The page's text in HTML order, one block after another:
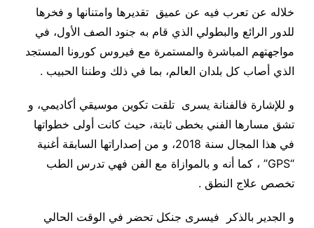
خلاله عن تعرب فيه عن عميق تقديرها وامتنانها و فخرها
للدور الرائع والبطولي الذي قام به جنود الصف الأول، في
مواجهتهم المباشرة والمستمرة مع فيروس كورونا المستجد
الذي أصاب كل بلدان العالم، بما في ذلك وطننا الحبيب .
و للإشارة فالفنانة يسرى تلقت تكوين موسيقي أكاديمي، و
تشق مسارها الفني بخطى ثابتة، حيث كانت أولى خطواتها
في هذا المجال سنة 2018، و من إصداراتها السابقة أغنية
“GPS” ، كما أنه و بالموازاة مع الفن فهي تدرس الطب
تخصص علاج النطق .
و الجدير بالذكر فيسرى جنكل تحضر في الوقت الحالي